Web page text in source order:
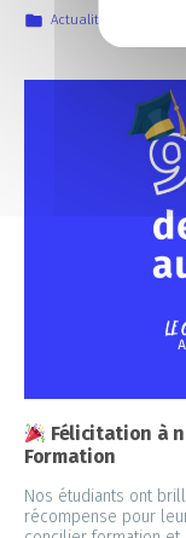
Actualités
Félicitation à
Formation
Nos étudiants ont
récompense pour